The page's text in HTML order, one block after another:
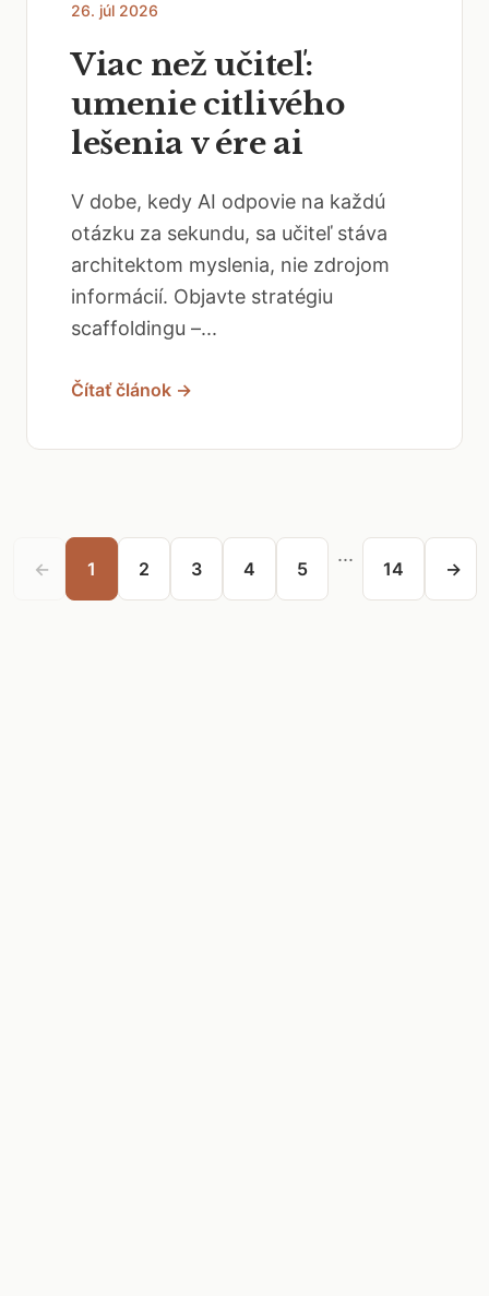
26. júl 2026
Viac než učiteľ:
umenie citlivého
lešenia v ére ai
V dobe, kedy AI odpovie na každú
otázku za sekundu, sa učiteľ stáva
architektom myslenia, nie zdrojom
informácií. Objavte stratégiu
scaffoldingu –...
Čítať článok →
← 1 2 3 4 5
...
14 →